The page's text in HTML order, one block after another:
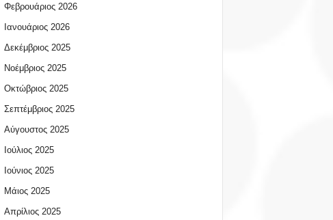
Φεβρουάριος 2026
Ιανουάριος 2026
Δεκέμβριος 2025
Νοέμβριος 2025
Οκτώβριος 2025
Σεπτέμβριος 2025
Αύγουστος 2025
Ιούλιος 2025
Ιούνιος 2025
Μάιος 2025
Απρίλιος 2025